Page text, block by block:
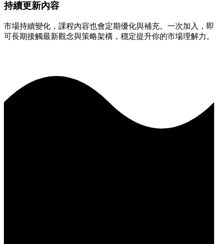
持續更新內容
市場持續變化，課程內容也會定期優化與補充。一次加入，即
可長期接觸最新觀念與策略架構，穩定提升你的市場理解力。